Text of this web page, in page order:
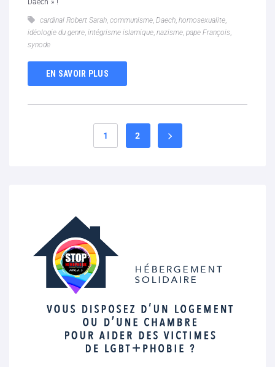
Daech » !
cardinal Robert Sarah, communisme, Daech, homosexualite,
idéologie du genre, intégrisme islamique, nazisme, pape François,
synode
EN SAVOIR PLUS
1 2